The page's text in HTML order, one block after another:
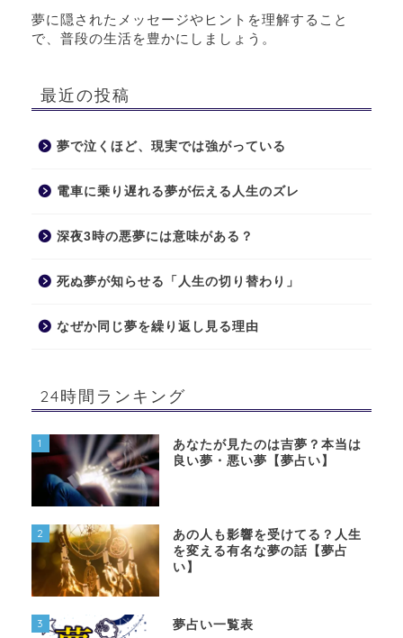
夢に隠されたメッセージやヒントを理解すること
で、普段の生活を豊かにしましょう。
最近の投稿
夢で泣くほど、現実では強がっている
電車に乗り遅れる夢が伝える人生のズレ
深夜3時の悪夢には意味がある？
死ぬ夢が知らせる「人生の切り替わり」
なぜか同じ夢を繰り返し見る理由
24時間ランキング
1
あなたが見たのは吉夢？本当は
良い夢・悪い夢【夢占い】
2
あの人も影響を受けてる？人生
を変える有名な夢の話【夢占
い】
3 夢占い一覧表